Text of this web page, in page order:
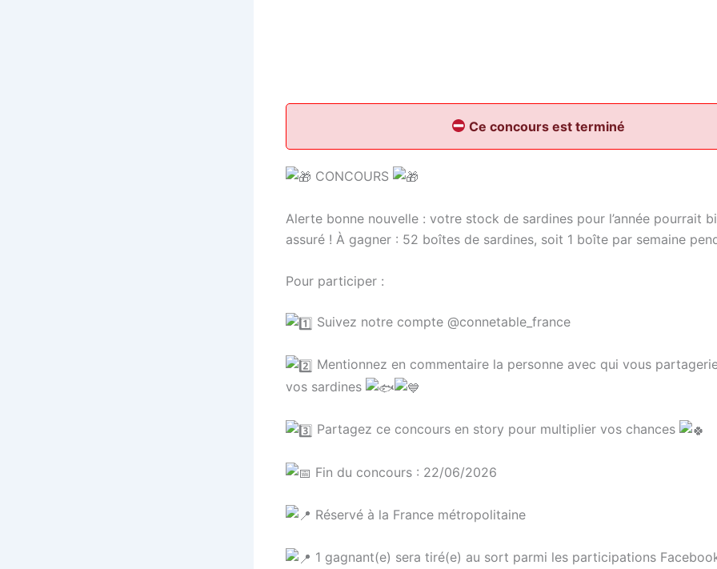
Ce concours est terminé
CONCOURS
Alerte bonne nouvelle : votre stock de sardines pour l’année pourrait
assuré ! À gagner : 52 boîtes de sardines, soit 1 boîte par semaine
Pour participer :
Suivez notre compte @connetable_france
Mentionnez en commentaire la personne avec qui vous
vos sardines
Partagez ce concours en story pour multiplier vos chances
Fin du concours : 22/06/2026
Réservé à la France métropolitaine
1 gagnant(e) sera tiré(e) au sort parmi les participations